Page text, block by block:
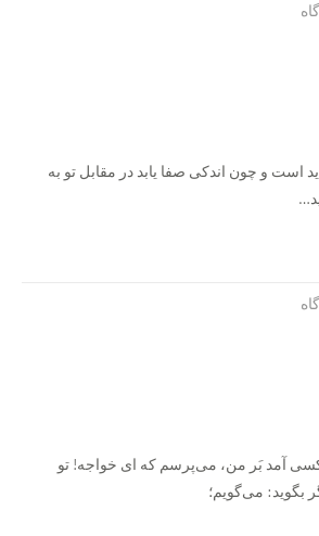
است و چون اندكی صفا یابد در مقابل تو به
آمد بَر من، می‌پرسم که ای خواجه! تو
بگوید: می‌گویم؛